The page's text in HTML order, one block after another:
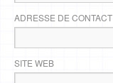
ADRESSE DE CONTACT
SITE WEB